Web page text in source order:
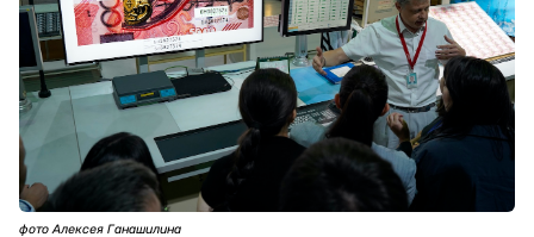
фото Алексея Ганашилина